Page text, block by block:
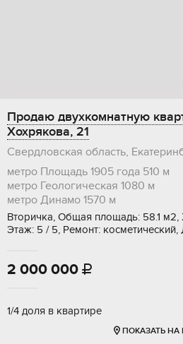
Продаю двухкомнатную
Хохрякова, 21
Свердловская область,
метро Площадь 1905 года 510 м
метро Геологическая 1080 м
метро Динамо 1570 м
Вторичка, Общая площадь: 58.1
Этаж: 5 / 5, Ремонт:
2 000 000 
1/4 доля в квартире
ПОКАЗАТЬ НА